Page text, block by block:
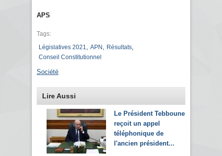
APS
Tags:
Législatives 2021
APN Résultats
Conseil Constitutionnel
Société
Lire Aussi
Le Président Tebboune
reçoit un appel
téléphonique de
l'ancien président...